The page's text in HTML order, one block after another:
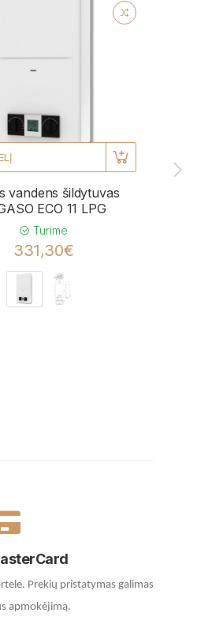
vandens šildytuvas
ECO 11 LPG
Turime
331,30€
Prekių pristatymas galimas
apmokėjimą.